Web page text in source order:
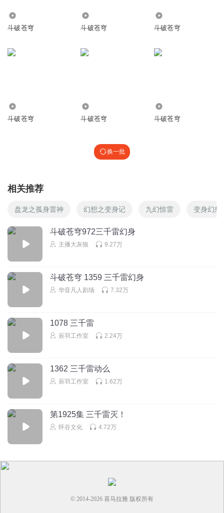
斗破苍穹 斗破苍穹 斗破苍穹
斗破苍穹 斗破苍穹 斗破苍穹
换一批
相关推荐
盘龙之孤身雷神 幻想之变身记 九幻惊雷 变身幻想
斗破苍穹972三千雷幻身
主播大灰狼 9.27万
斗破苍穹 1359 三千雷幻身
华音凡人剧场 7.32万
1078 三千雷
辰羽工作室 2.24万
1362 三千雷动么
辰羽工作室 1.62万
第1925集 三千雷灭！
怀谷文化 4.72万
© 2014-2026 喜马拉雅 版权所有